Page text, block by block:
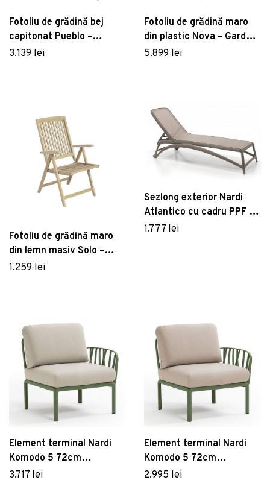
Fotoliu de grădină bej
capitonat Pueblo –
Garden Pleasure
3.139 lei
Fotoliu de grădină maro
din plastic Nova – Garden
Pleasure
5.899 lei
Fotoliu de grădină maro
din lemn masiv Solo –
Garden Pleasure
1.259 lei
Sezlong exterior Nardi
Atlantico cu cadru PPF si
sintetic tortora
1.777 lei
Element terminal Nardi
Komodo 5 72cm
dreapta/stanga cadru
3.717 lei
Element terminal Nardi
Komodo 5 72cm
dreapta/stanga cadru
2.995 lei